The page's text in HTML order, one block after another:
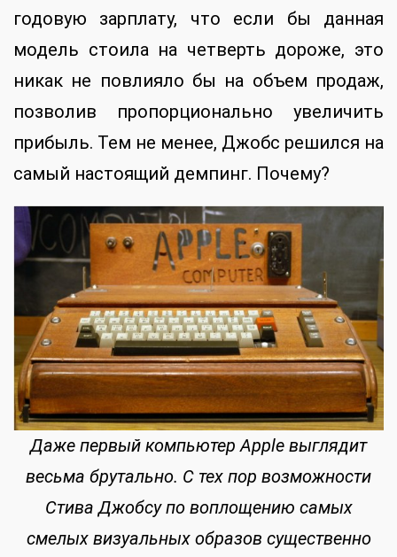
годовую зарплату, что если бы данная
модель стоила на четверть дороже, это
никак не повлияло бы на объем продаж,
позволив пропорционально увеличить
прибыль. Тем не менее, Джобс решился на
самый настоящий демпинг. Почему?
Даже первый компьютер Apple выглядит
весьма брутально. С тех пор возможности
Стива Джобсу по воплощению самых
смелых визуальных образов существенно